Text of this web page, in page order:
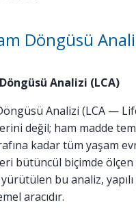
Döngüsü
Analizi (LCA)
Analizi (LCA —
değil; ham madde
kadar tüm yaşam
bütüncül biçimde
bu analiz,
aracıdır.